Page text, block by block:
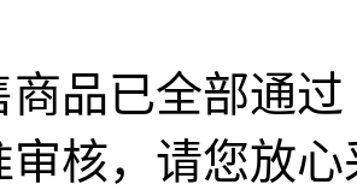
商品已全部通
审核，请您放心